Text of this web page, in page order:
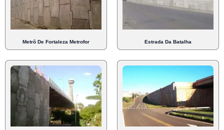
Metrô De Fortaleza Metrofor Estrada Da Batalha